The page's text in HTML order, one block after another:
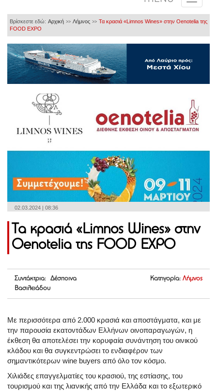
Βρίσκεστε εδώ: Αρχική >> Λήμνος >> Τα κρασιά «Limnos Wines» στην Oenotelia της
FOOD EXPO
02.03.2024 | 08:36
Τα κρασιά «Limnos Wines» στην
Oenotelia της FOOD EXPO
Συντάκτρια: Δέσποινα
Βασιλειάδου
Κατηγορία: Λήμνος
Με περισσότερα από 2.000 κρασιά και αποστάγματα, και με
την παρουσία εκατοντάδων Ελλήνων οινοπαραγωγών, η
έκθεση θα αποτελέσει την κορυφαία συνάντηση του οινικού
κλάδου και θα συγκεντρώσει το ενδιαφέρον των
σημαντικότερων wine buyers από όλο τον κόσμο.
Χιλιάδες επαγγελματίες του κρασιού, της εστίασης, του
τουρισμού και της λιανικής από την Ελλάδα και το εξωτερικό